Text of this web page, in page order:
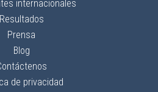
internacionales
Resultados
Prensa
Blog
de privacidad